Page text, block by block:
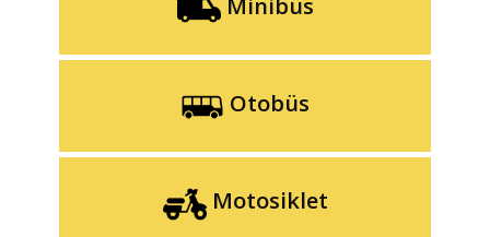
Otobüs
Motosiklet